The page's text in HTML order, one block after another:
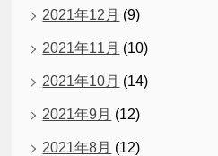
2021年12月 (9)
2021年11月 (10)
2021年10月 (14)
2021年9月 (12)
2021年8月 (12)